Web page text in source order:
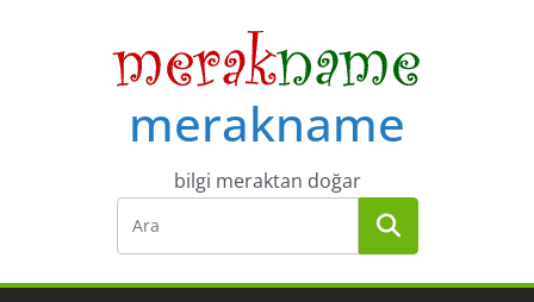
merakname
bilgi meraktan doğar